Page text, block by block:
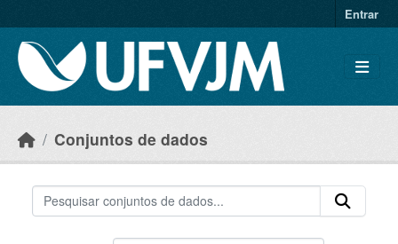
Entrar
Conjuntos de dados